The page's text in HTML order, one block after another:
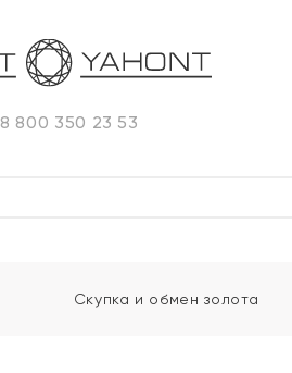
8 800 350 23 53
Скупка и обмен золота